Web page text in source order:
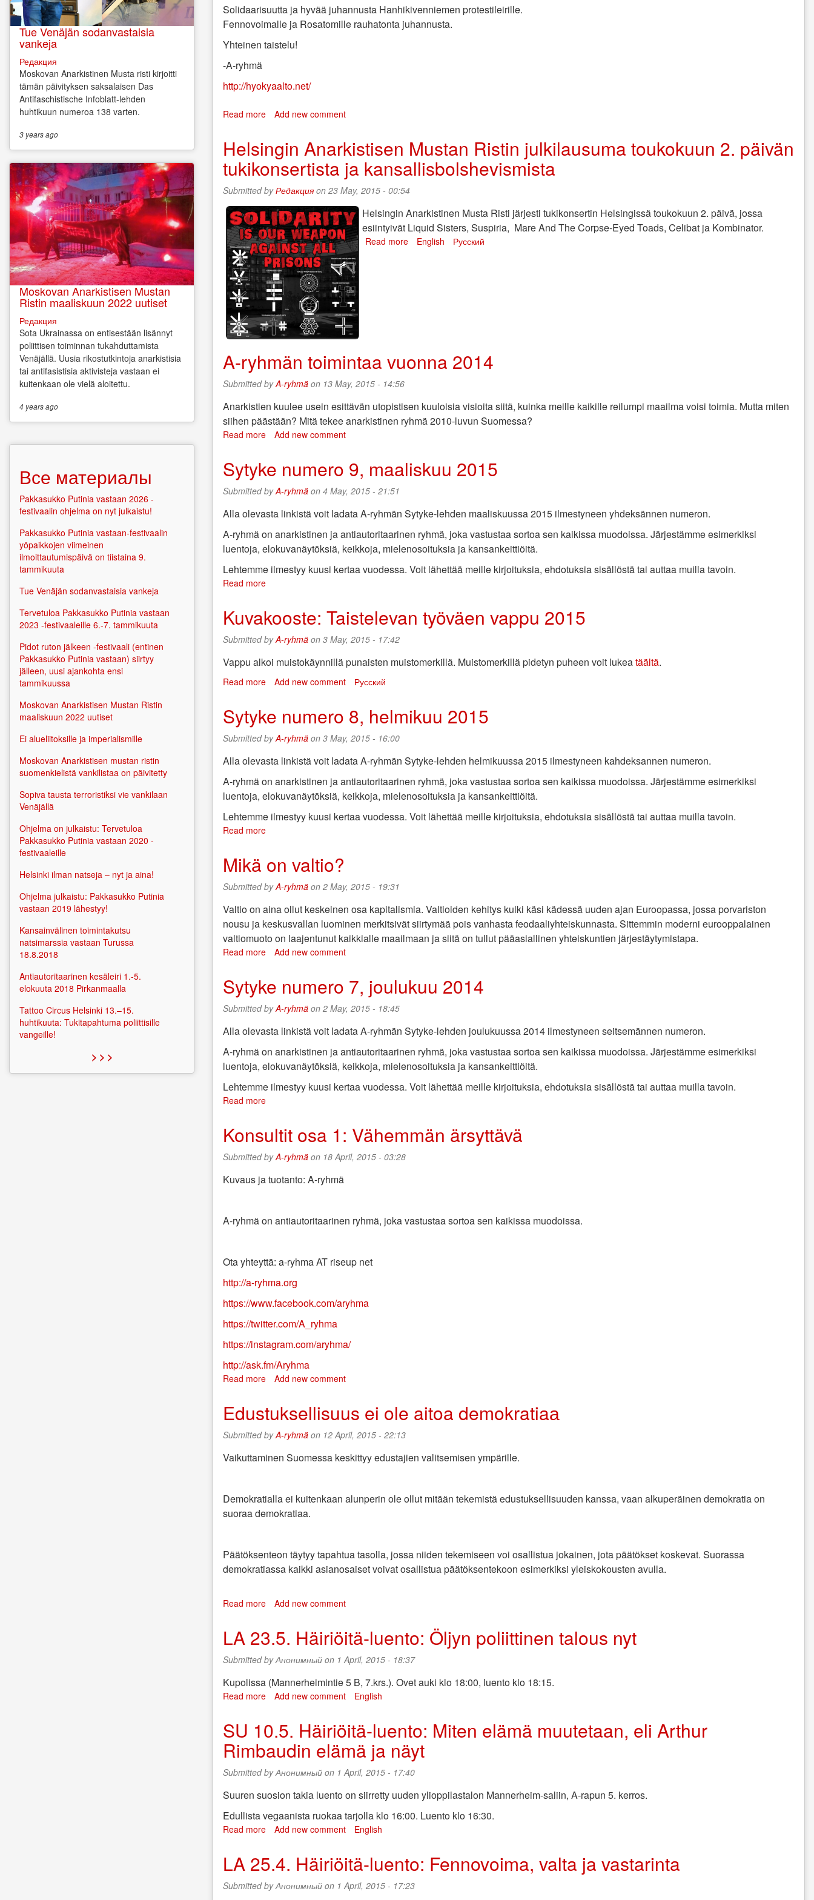
Solidaarisuutta ja hyvää juhannusta Hanhikivenniemen protestileirille.
Fennovoimalle ja Rosatomille rauhatonta juhannusta.
Yhteinen taistelu!
-A-ryhmä
http://hyokyaalto.net/
Read more about
Stop
Rosatom.
Solidaarisuutta
Hanhikivenniemen
protestileirille!
Add new comment
Helsingin Anarkistisen Mustan Ristin julkilausuma toukokuun 2. päivän
tukikonsertista ja kansallisbolshevismista
Submitted byРедакцияon 23 May, 2015 - 00:54
Helsingin Anarkistinen Musta Risti järjesti tukikonsertin Helsingissä toukokuun 2. päivä, jossa
esiintyivät Liquid Sisters, Suspiria, Mare And The Corpse-Eyed Toads, Celibat ja Kombinator.
Read more about
ja
English Русский
A-ryhmän toimintaa vuonna 2014
Submitted byA-ryhmä on 13 May, 2015 - 14:56
Anarkistien kuulee usein esittävän utopistisen kuuloisia visioita siitä, kuinka meille kaikille reilumpi maailma voisi toimia. Mutta miten
siihen päästään? Mitä tekee anarkistinen ryhmä 2010-luvun Suomessa?
Read more about
toimintaa
2014
Add new comment
Sytyke numero 9, maaliskuu 2015
Submitted byA-ryhmä on 4 May, 2015 - 21:51
Alla olevasta linkistä voit ladata A-ryhmän Sytyke-lehden maaliskuussa 2015 ilmestyneen yhdeksännen numeron.
A-ryhmä on anarkistinen ja antiautoritaarinen ryhmä, joka vastustaa sortoa sen kaikissa muodoissa. Järjestämme esimerkiksi
luentoja, elokuvanäytöksiä, keikkoja, mielenosoituksia ja kansankeittiöitä.
Lehtemme ilmestyy kuusi kertaa vuodessa. Voit lähettää meille kirjoituksia, ehdotuksia sisällöstä tai auttaa muilla tavoin.
Read more
9,
2015
Kuvakooste: Taistelevan työväen vappu 2015
Submitted byA-ryhmä on 3 May, 2015 - 17:42
Vappu alkoi muistokäynnillä punaisten muistomerkillä. Muistomerkillä pidetyn puheen voit lukeatäältä.
Read more about
työväen
2015
Add new comment Русский
Sytyke numero 8, helmikuu 2015
Submitted byA-ryhmä on 3 May, 2015 - 16:00
Alla olevasta linkistä voit ladata A-ryhmän Sytyke-lehden helmikuussa 2015 ilmestyneen kahdeksannen numeron.
A-ryhmä on anarkistinen ja antiautoritaarinen ryhmä, joka vastustaa sortoa sen kaikissa muodoissa. Järjestämme esimerkiksi
luentoja, elokuvanäytöksiä, keikkoja, mielenosoituksia ja kansankeittiöitä.
Lehtemme ilmestyy kuusi kertaa vuodessa. Voit lähettää meille kirjoituksia, ehdotuksia sisällöstä tai auttaa muilla tavoin.
Read more
8,
2015
Mikä on valtio?
Submitted byA-ryhmä on 2 May, 2015 - 19:31
Valtio on aina ollut keskeinen osa kapitalismia. Valtioiden kehitys kulki käsi kädessä uuden ajan Euroopassa, jossa porvariston
nousu ja keskusvallan luominen merkitsivät siirtymää pois vanhasta feodaaliyhteiskunnasta. Sittemmin moderni eurooppalainen
valtiomuoto on laajentunut kaikkialle maailmaan ja siitä on tullut pääasiallinen yhteiskuntien järjestäytymistapa.
Read more about
valtio?
Add new comment
Sytyke numero 7, joulukuu 2014
Submitted byA-ryhmä on 2 May, 2015 - 18:45
Alla olevasta linkistä voit ladata A-ryhmän Sytyke-lehden joulukuussa 2014 ilmestyneen seitsemännen numeron.
A-ryhmä on anarkistinen ja antiautoritaarinen ryhmä, joka vastustaa sortoa sen kaikissa muodoissa. Järjestämme esimerkiksi
luentoja, elokuvanäytöksiä, keikkoja, mielenosoituksia ja kansankeittiöitä.
Lehtemme ilmestyy kuusi kertaa vuodessa. Voit lähettää meille kirjoituksia, ehdotuksia sisällöstä tai auttaa muilla tavoin.
Read more
7,
2014
Konsultit osa 1: Vähemmän ärsyttävä
Submitted byA-ryhmä on 18 April, 2015 - 03:28
Kuvaus ja tuotanto: A-ryhmä
A-ryhmä on antiautoritaarinen ryhmä, joka vastustaa sortoa sen kaikissa muodoissa.
Ota yhteyttä: a-ryhma AT riseup net
http://a-ryhma.org
https://www.facebook.com/aryhma
https://twitter.com/A_ryhma
https://instagram.com/aryhma/
http://ask.fm/Aryhma
Read more about
1:
ärsyttävä
Add new comment
Edustuksellisuus ei ole aitoa demokratiaа
Submitted byA-ryhmä on 12 April, 2015 - 22:13
Vaikuttaminen Suomessa keskittyy edustajien valitsemisen ympärille.
Demokratialla ei kuitenkaan alunperin ole ollut mitään tekemistä edustuksellisuuden kanssa, vaan alkuperäinen demokratia on
suoraa demokratiaa.
Päätöksenteon täytyy tapahtua tasolla, jossa niiden tekemiseen voi osallistua jokainen, jota päätökset koskevat. Suorassa
demokratiassa kaikki asianosaiset voivat osallistua päätöksentekoon esimerkiksi yleiskokousten avulla.
Read more about
ole
demokratiaа
Add new comment
LA‭ ‬23.5.‭ ‬Häiriöitä-luento:‭ ‬Öljyn poliittinen talous nyt
Submitted byАнонимный on 1 April, 2015 - 18:37
Kupolissa (Mannerheimintie 5 B, 7.krs.). Ovet auki klo‭ ‬18:00,‭ ‬luento klo‭ ‬18:15.
Read more about
‬Häiriöitä-
‬Öljyn
poliittinen
talous
nyt
Add new comment English
SU‭ ‬10.5.‭ ‬Häiriöitä-luento:‭ ‬Miten elämä muutetaan,‭ ‬eli Arthur
Rimbaudin elämä ja näyt
Submitted byАнонимный on 1 April, 2015 - 17:40
Suuren suosion takia luento on siirretty uuden ylioppilastalon Mannerheim-saliin, A-rapun 5. kerros.
Edullista vegaanista ruokaa tarjolla klo‭ ‬16:00.‭ ‬Luento klo‭ ‬16:30.
Read more about
‬Häiriöitä-
‬Miten
Add new comment English
LA‭ ‬25.4.‭ ‬Häiriöitä-luento:‭ ‬Fennovoima,‭ ‬valta ja vastarinta
Submitted byАнонимный on 1 April, 2015 - 17:23
Tue Venäjän sodanvastaisia
vankeja
Редакция
Moskovan Anarkistinen Musta risti kirjoitti
tämän päivityksen saksalaisen Das
Antifaschistische Infoblatt-lehden
huhtikuun numeroa 138 varten.
3 yearsago
Moskovan Anarkistisen Mustan
Ristin maaliskuun 2022 uutiset
Редакция
Sota Ukrainassa on entisestään lisännyt
poliittisen toiminnan tukahduttamista
Venäjällä. Uusia rikostutkintoja anarkistisia
tai antifasistisia aktivisteja vastaan ei
kuitenkaan ole vielä aloitettu.
4 yearsago
Все материалы
Pakkasukko Putinia vastaan 2026 -
festivaalin ohjelma on nyt julkaistu!
Pakkasukko Putinia vastaan-festivaalin
yöpaikkojen viimeinen
ilmoittautumispäivä on tiistaina 9.
tammikuuta
Tue Venäjän sodanvastaisia vankeja
Tervetuloa Pakkasukko Putinia vastaan
2023 -festivaaleille 6.-7. tammikuuta
Pidot ruton jälkeen -festivaali (entinen
Pakkasukko Putinia vastaan) siirtyy
jälleen, uusi ajankohta ensi
tammikuussa
Moskovan Anarkistisen Mustan Ristin
maaliskuun 2022 uutiset
Ei alueliitoksille ja imperialismille
Moskovan Anarkistisen mustan ristin
suomenkielistä vankilistaa on päivitetty
Sopiva tausta terroristiksi vie vankilaan
Venäjällä
Ohjelma on julkaistu: Tervetuloa
Pakkasukko Putinia vastaan 2020 -
festivaaleille
Helsinki ilman natseja – nyt ja aina!
Ohjelma julkaistu: Pakkasukko Putinia
vastaan 2019 lähestyy!
Kansainvälinen toimintakutsu
natsimarssia vastaan Turussa
18.8.2018
Antiautoritaarinen kesäleiri 1.-5.
elokuuta 2018 Pirkanmaalla
Tattoo Circus Helsinki 13.–15.
huhtikuuta: Tukitapahtuma poliittisille
vangeille!
> > >